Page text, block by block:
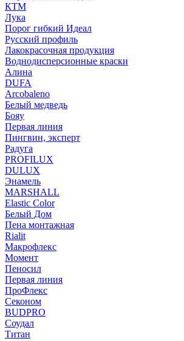
КТМ
Лука
Порог гибкий Идеал
Русский профиль
Лакокрасочная продукция
Воднодисперсионные краски
Алина
DUFA
Arcobaleno
Белый медведь
Бояу
Первая линия
Пингвин, эксперт
Радуга
PROFILUX
DULUX
Энамель
MARSHALL
Elastic Color
Белый Дом
Пена монтажная
Rialit
Макрофлекс
Момент
Пеносил
Первая линия
ПроФлекс
Секоном
BUDPRO
Соудал
Титан